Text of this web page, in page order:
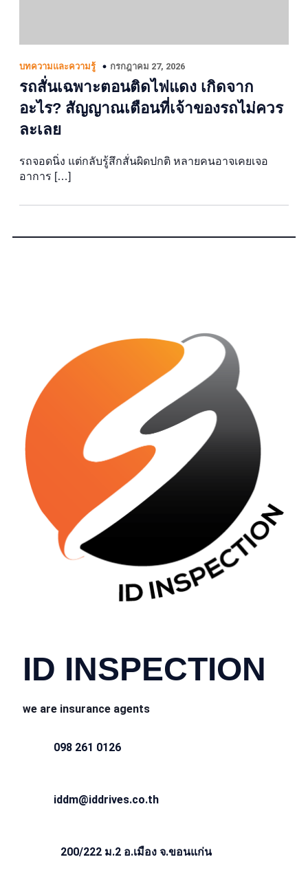
บทความและความรู้ กรกฎาคม 27, 2026
รถสั่นเฉพาะตอนติดไฟแดง เกิดจาก
อะไร? สัญญาณเตือนที่เจ้าของรถไม่ควร
ละเลย
รถจอดนิ่ง แต่กลับรู้สึกสั่นผิดปกติ หลายคนอาจเคยเจอ
อาการ […]
ID INSPECTION
we are insurance agents
098 261 0126
iddm@iddrives.co.th
200/222 ม.2 อ.เมือง จ.ขอนแก่น